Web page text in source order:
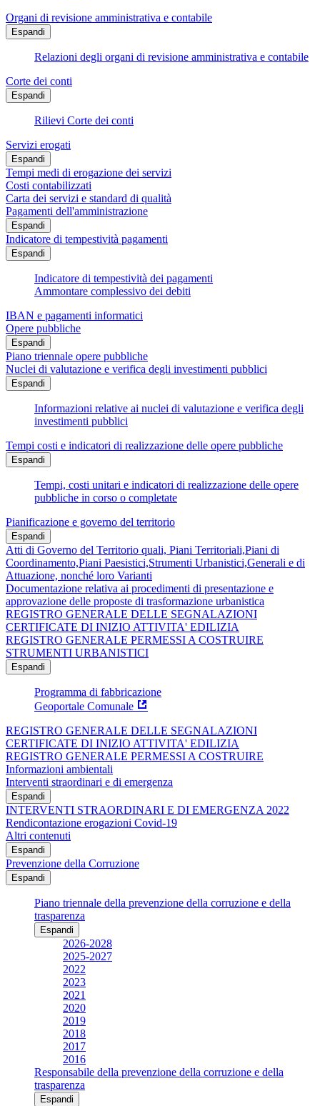
Organi di revisione amministrativa e contabile
Espandi
Relazioni degli organi di revisione amministrativa e contabile
Corte dei conti
Espandi
Rilievi Corte dei conti
Servizi erogati
Espandi
Tempi medi di erogazione dei servizi
Costi contabilizzati
Carta dei servizi e standard di qualità
Pagamenti dell'amministrazione
Espandi
Indicatore di tempestività pagamenti
Espandi
Indicatore di tempestività dei pagamenti
Ammontare complessivo dei debiti
IBAN e pagamenti informatici
Opere pubbliche
Espandi
Piano triennale opere pubbliche
Nuclei di valutazione e verifica degli investimenti pubblici
Espandi
Informazioni relative ai nuclei di valutazione e verifica degli
investimenti pubblici
Tempi costi e indicatori di realizzazione delle opere pubbliche
Espandi
Tempi, costi unitari e indicatori di realizzazione delle opere
pubbliche in corso o completate
Pianificazione e governo del territorio
Espandi
Atti di Governo del Territorio quali, Piani Territoriali,Piani di
Coordinamento,Piani Paesistici,Strumenti Urbanistici,Generali e di
Attuazione, nonché loro Varianti
Documentazione relativa ai procedimenti di presentazione e
approvazione delle proposte di trasformazione urbanistica
REGISTRO GENERALE DELLE SEGNALAZIONI
CERTIFICATE DI INIZIO ATTIVITA' EDILIZIA
REGISTRO GENERALE PERMESSI A COSTRUIRE
STRUMENTI URBANISTICI
Espandi
Programma di fabbricazione
Geoportale Comunale
REGISTRO GENERALE DELLE SEGNALAZIONI
CERTIFICATE DI INIZIO ATTIVITA' EDILIZIA
REGISTRO GENERALE PERMESSI A COSTRUIRE
Informazioni ambientali
Interventi straordinari e di emergenza
Espandi
INTERVENTI STRAORDINARI E DI EMERGENZA 2022
Rendicontazione erogazioni Covid-19
Altri contenuti
Espandi
Prevenzione della Corruzione
Espandi
Piano triennale della prevenzione della corruzione e della
trasparenza
Espandi
2026-2028
2025-2027
2022
2023
2021
2020
2019
2018
2017
2016
Responsabile della prevenzione della corruzione e della
trasparenza
Espandi